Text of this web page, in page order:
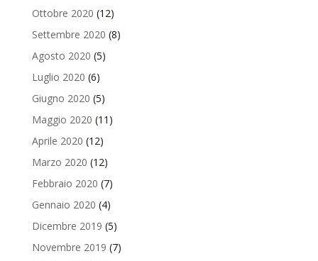
Ottobre 2020 (12)
Settembre 2020 (8)
Agosto 2020 (5)
Luglio 2020 (6)
Giugno 2020 (5)
Maggio 2020 (11)
Aprile 2020 (12)
Marzo 2020 (12)
Febbraio 2020 (7)
Gennaio 2020 (4)
Dicembre 2019 (5)
Novembre 2019 (7)